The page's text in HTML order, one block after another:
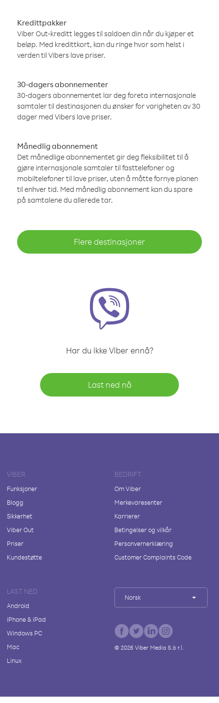
Kredittpakker
Viber Out-kreditt legges til saldoen din når du kjøper et
beløp. Med kredittkort, kan du ringe hvor som helst i
verden til Vibers lave priser.
30-dagers abonnementer
30-dagers abonnementet lar deg foreta internasjonale
samtaler til destinasjonen du ønsker for varigheten av 30
dager med Vibers lave priser.
Månedlig abonnement
Det månedlige abonnementet gir deg fleksibilitet til å
gjøre internasjonale samtaler til fasttelefoner og
mobiltelefoner til lave priser, uten å måtte fornye planen
til enhver tid. Med månedlig abonnement kan du spare
på samtalene du allerede tar.
Flere destinasjoner
Har du ikke Viber ennå?
Last ned nå
VIBER
Funksjoner
Blogg
Sikkerhet
Viber Out
Priser
Kundestøtte
BEDRIFT
Om Viber
Merkevaresenter
Karrierer
Betingelser og vilkår
Personvernerklæring
Customer Complaints Code
LAST NED
Android
iPhone & iPad
Windows PC
Mac
Linux
Norsk
© 2026Viber Media S.à r.l.